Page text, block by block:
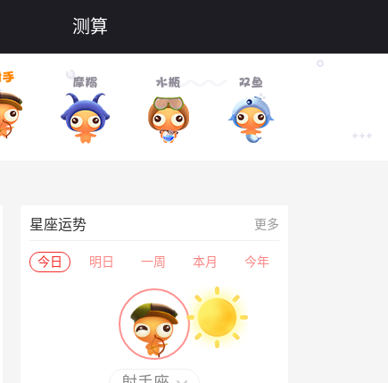
测算
星座运势 更多
今日 明日 一周 本月 今年